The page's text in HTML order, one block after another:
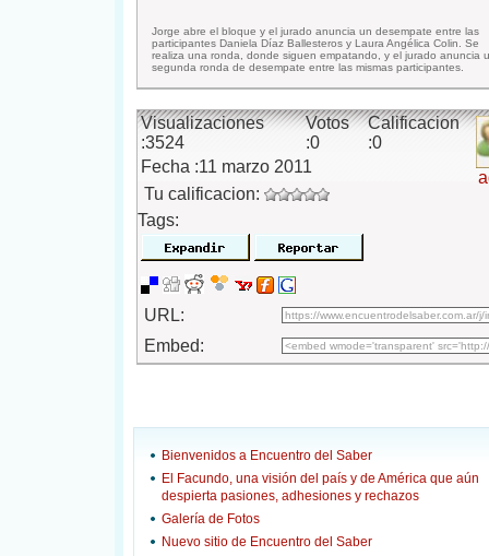
Jorge abre el bloque y el jurado anuncia un desempate entre las
participantes Daniela Díaz Ballesteros y Laura Angélica Colin. Se
realiza una ronda, donde siguen empatando, y el jurado anuncia
segunda ronda de desempate entre las mismas participantes.
Visualizaciones
:3524
Votos
:0
Calificacion
:0
Fecha :11 marzo 2011
Tu calificacion:
Tags:
URL:
Embed:
Bienvenidos a Encuentro del Saber
El Facundo, una visión del país y de América que aún
despierta pasiones, adhesiones y rechazos
Galería de Fotos
Nuevo sitio de Encuentro del Saber